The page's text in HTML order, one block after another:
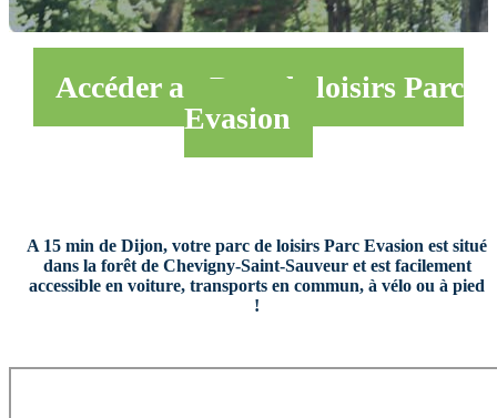
Accéder au Parc de loisirs Parc
Evasion
A 15 min de Dijon, votre parc de loisirs Parc Evasion est situé
dans la forêt de Chevigny-Saint-Sauveur et est facilement
accessible en voiture, transports en commun, à vélo ou à pied
!